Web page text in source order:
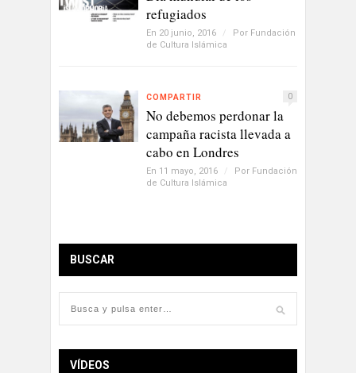
refugiados
En 20 junio, 2016 / Por Fundación
de Cultura Islámica
COMPARTIR 0
No debemos perdonar la
campaña racista llevada a
cabo en Londres
En 11 mayo, 2016 / Por Fundación
de Cultura Islámica
BUSCAR
VÍDEOS